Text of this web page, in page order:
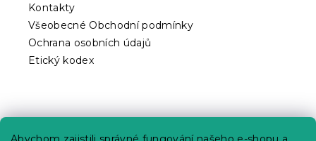
Kontakty
Všeobecné Obchodní podmínky
Ochrana osobních údajů
Etický kodex